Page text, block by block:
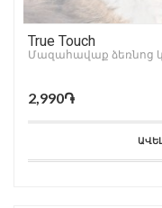
True Touch
Մազահավաք ձեռնոց
2,990֏